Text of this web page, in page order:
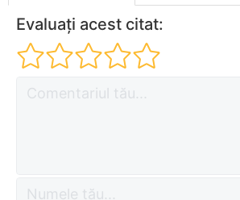
Evaluați acest citat: